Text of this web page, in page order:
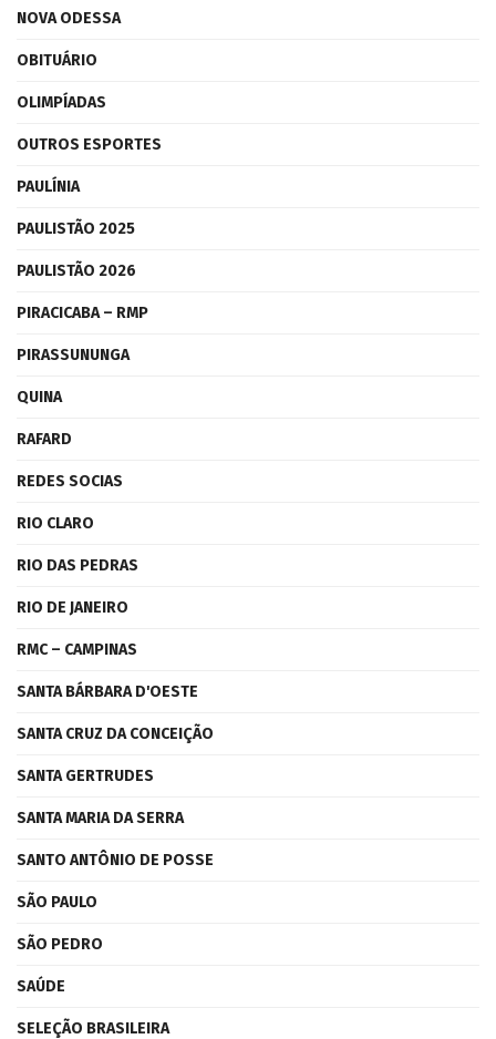
NOVA ODESSA
OBITUÁRIO
OLIMPÍADAS
OUTROS ESPORTES
PAULÍNIA
PAULISTÃO 2025
PAULISTÃO 2026
PIRACICABA – RMP
PIRASSUNUNGA
QUINA
RAFARD
REDES SOCIAS
RIO CLARO
RIO DAS PEDRAS
RIO DE JANEIRO
RMC – CAMPINAS
SANTA BÁRBARA D'OESTE
SANTA CRUZ DA CONCEIÇÃO
SANTA GERTRUDES
SANTA MARIA DA SERRA
SANTO ANTÔNIO DE POSSE
SÃO PAULO
SÃO PEDRO
SAÚDE
SELEÇÃO BRASILEIRA